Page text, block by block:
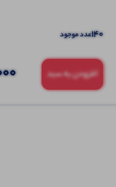
140عدد موجود
افزودن به سبد